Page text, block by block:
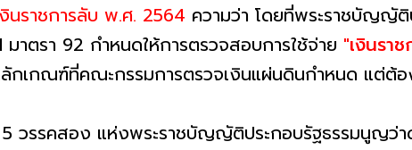
นราชการลับ พ.ศ. 2564 ความว่า โดยที่พระราชบัญญัติ
าตรา 92 กําหนดให้การตรวจสอบการใช้จ่าย "เงินรา
กเกณฑ์ที่คณะกรรมการตรวจเงินแผ่นดินกําหนด แต่ต้
5 วรรคสอง แห่งพระราชบัญญัติประกอบรัฐธรรมนูญว่า